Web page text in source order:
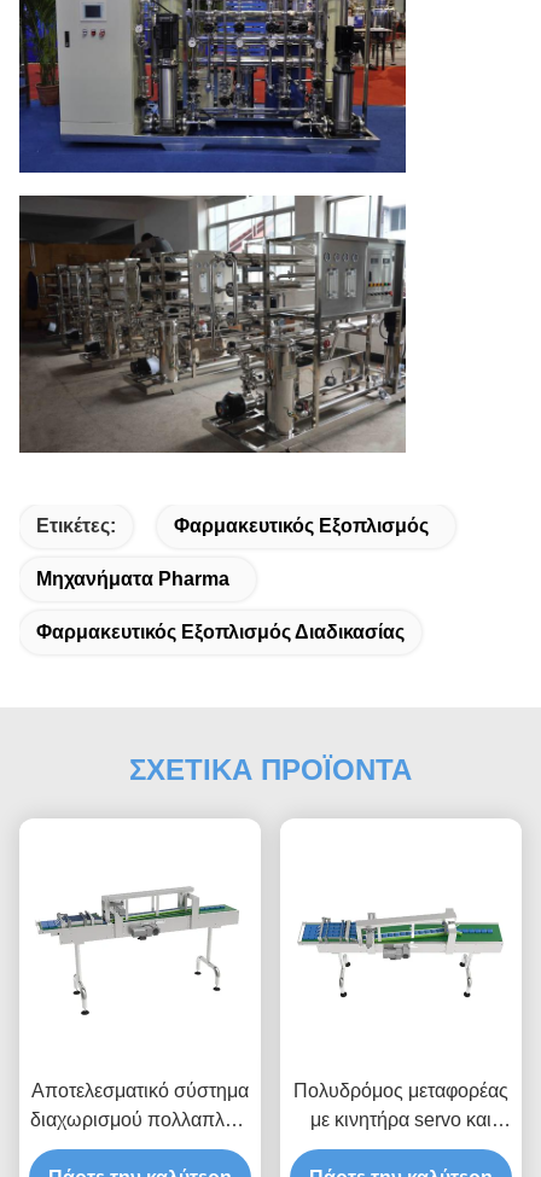
Ετικέτες: Φαρμακευτικός Εξοπλισμός
Μηχανήματα Pharma
Φαρμακευτικός Εξοπλισμός Διαδικασίας
ΣΧΕΤΙΚΑ ΠΡΟΪΟΝΤΑ
Αποτελεσματικό σύστημα
διαχωρισμού πολλαπλών
λωρίδων με πνευματική
Πολυδρόμος μεταφορέας
με κινητήρα servo και
δυναμική κατανομή και